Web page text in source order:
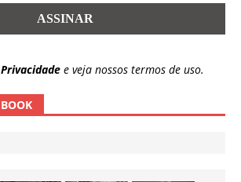
Privacidade e veja nossos termos de uso.